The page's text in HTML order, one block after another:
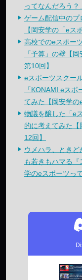
ってなんだろう？
ゲーム配信中のプ
【岡安学の「eス
高校でのeスポー
「予算」の壁【
第10回】
eスポーツスクー
「KONAMI eス
てみた【岡安学の
物議を醸した「e
的に考えてみた
12回】
ウメハラ、とき
も若きもハマる
学のeスポーツっ